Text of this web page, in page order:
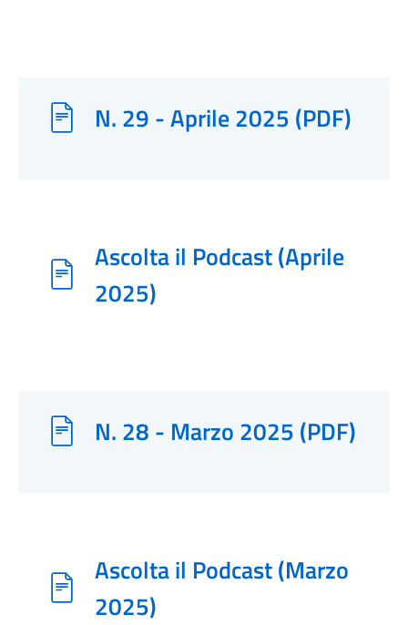
N. 29 - Aprile 2025 (PDF)
Ascolta il Podcast (Aprile
2025)
N. 28 - Marzo 2025 (PDF)
Ascolta il Podcast (Marzo
2025)